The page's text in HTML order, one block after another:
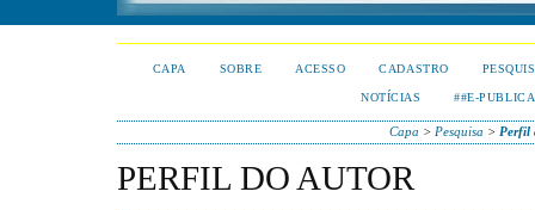
CAPA SOBRE ACESSO CADASTRO
NOTÍCIAS ##E-
Capa > Pesquisa > Perfil
PERFIL DO AUTOR